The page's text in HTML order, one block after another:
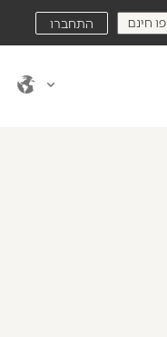
חינם התחברו